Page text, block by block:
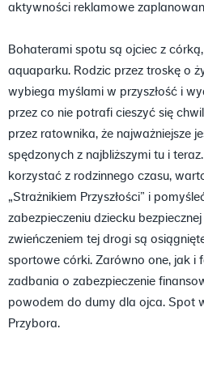
aktywności reklamowe
Bohaterami spotu są ojciec z
aquaparku. Rodzic przez troskę o
wybiega myślami w przyszłość i
przez co nie potrafi cieszyć się
przez ratownika, że najważniejsze
spędzonych z najbliższymi tu i
korzystać z rodzinnego czasu,
„Strażnikiem Przyszłości” i
zabezpieczeniu dziecku
zwieńczeniem tej drogi są
sportowe córki. Zarówno one, jak i
zadbania o zabezpieczenie
powodem do dumy dla ojca. Spot
Przybora.